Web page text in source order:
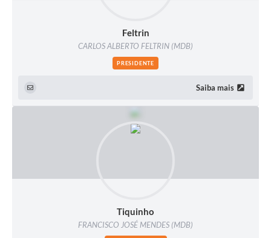
Feltrin
CARLOS ALBERTO FELTRIN (MDB)
PRESIDENTE
Saiba mais
Tiquinho
FRANCISCO JOSÉ MENDES (MDB)